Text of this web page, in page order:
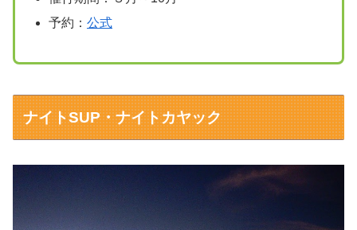
予約： 公式
ナイトSUP・ナイトカヤック